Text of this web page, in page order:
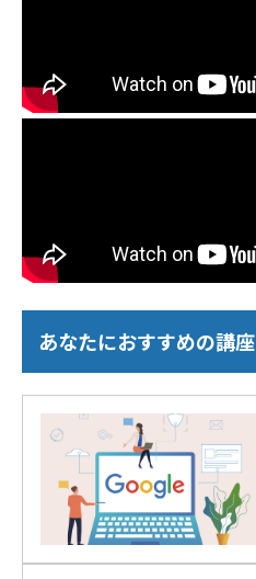
あなたにおすすめの講座